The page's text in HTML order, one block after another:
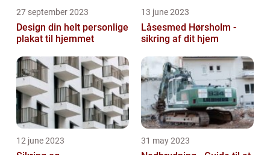
27 september 2023
Design din helt personlige
plakat til hjemmet
13 june 2023
Låsesmed Hørsholm -
sikring af dit hjem
12 june 2023 31 may 2023